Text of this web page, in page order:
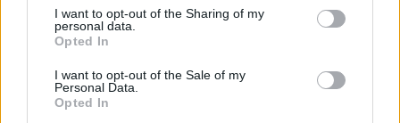
not limited to your visit or usage behaviour. You may click to
grant or deny consent to Google and its third-party tags to
use your data for below specified purposes in below Google
consent section.
I want to opt-out of the Sharing of my
personal data.
Opted In
I want to opt-out of the Sale of my
Personal Data.
Opted In
Frozen yogurt ή παγωτό; Ποιο είναι τελικά πιο υγιεινό